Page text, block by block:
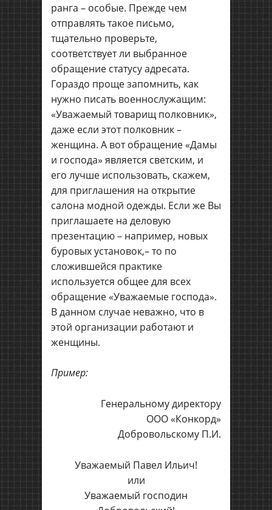
ранга – особые. Прежде чем
отправлять такое письмо,
тщательно проверьте,
соответствует ли выбранное
обращение статусу адресата.
Гораздо проще запомнить, как
нужно писать военнослужащим:
«Уважаемый товарищ полковник»,
даже если этот полковник –
женщина. А вот обращение «Дамы
и господа» является светским, и
его лучше использовать, скажем,
для приглашения на открытие
салона модной одежды. Если же Вы
приглашаете на деловую
презентацию – например, новых
буровых установок,– то по
сложившейся практике
используется общее для всех
обращение «Уважаемые господа».
В данном случае неважно, что в
этой организации работают и
женщины.
Пример:
Генеральному директору
ООО «Конкорд»
Добровольскому П.И.
Уважаемый Павел Ильич!
или
Уважаемый господин